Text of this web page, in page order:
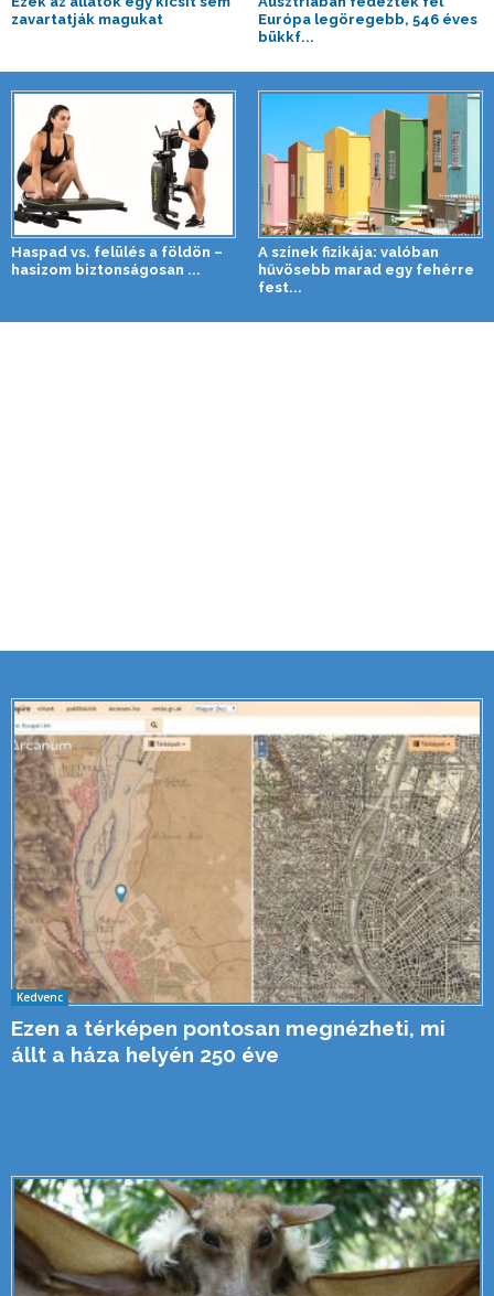
zavartatják magukat
Európa legöregebb, 546 éves
bükkf...
Haspad vs. felülés a földön –
hasizom biztonságosan ...
A színek fizikája: valóban
hűvösebb marad egy fehérre
fest...
Kedvenc
Ezen a térképen pontosan megnézheti, mi
állt a háza helyén 250 éve